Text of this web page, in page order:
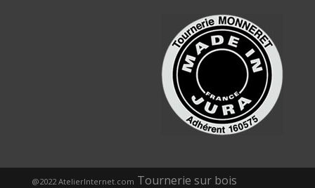
@2022 AtelierInternet.com Tournerie sur bois